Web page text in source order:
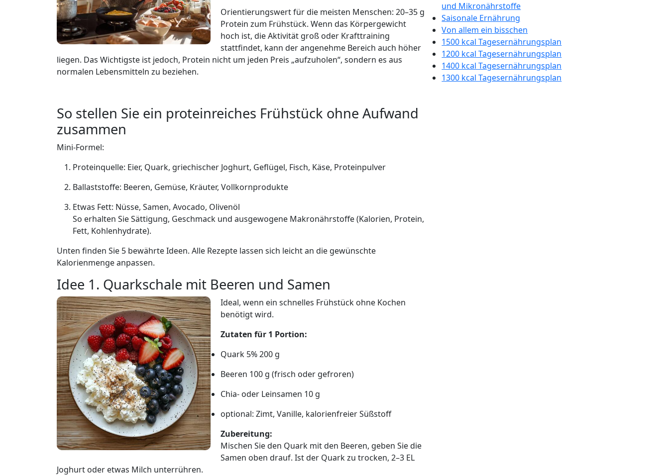
Orientierungswert für die meisten Menschen: 20–35 g
Protein zum Frühstück. Wenn das Körpergewicht
hoch ist, die Aktivität groß oder Krafttraining
stattfindet, kann der angenehme Bereich auch höher
liegen. Das Wichtigste ist jedoch, Protein nicht um jeden Preis „aufzuholen“, sondern es aus
normalen Lebensmitteln zu beziehen.
So stellen Sie ein proteinreiches Frühstück ohne Aufwand
zusammen
Mini-Formel:
Proteinquelle: Eier, Quark, griechischer Joghurt, Geflügel, Fisch, Käse, Proteinpulver
Ballaststoffe: Beeren, Gemüse, Kräuter, Vollkornprodukte
Etwas Fett: Nüsse, Samen, Avocado, Olivenöl
So erhalten Sie Sättigung, Geschmack und ausgewogene Makronährstoffe (Kalorien, Protein,
Fett, Kohlenhydrate).
Unten finden Sie 5 bewährte Ideen. Alle Rezepte lassen sich leicht an die gewünschte
Kalorienmenge anpassen.
Idee 1. Quarkschale mit Beeren und Samen
Ideal, wenn ein schnelles Frühstück ohne Kochen
benötigt wird.
Zutaten für 1 Portion:
Quark 5% 200 g
Beeren 100 g (frisch oder gefroren)
Chia- oder Leinsamen 10 g
optional: Zimt, Vanille, kalorienfreier Süßstoff
Zubereitung:
Mischen Sie den Quark mit den Beeren, geben Sie die
Samen oben drauf. Ist der Quark zu trocken, 2–3 EL
Joghurt oder etwas Milch unterrühren.
und Mikronährstoffe
Saisonale Ernährung
Von allem ein bisschen
1500 kcal Tagesernährungsplan
1200 kcal Tagesernährungsplan
1400 kcal Tagesernährungsplan
1300 kcal Tagesernährungsplan